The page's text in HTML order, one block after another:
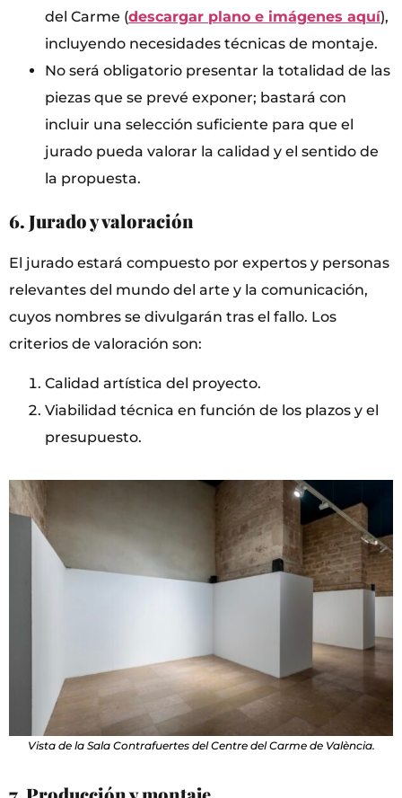
del Carme (descargar plano e imágenes aquí),
incluyendo necesidades técnicas de montaje.
No será obligatorio presentar la totalidad de las
piezas que se prevé exponer; bastará con
incluir una selección suficiente para que el
jurado pueda valorar la calidad y el sentido de
la propuesta.
6. Jurado y valoración
El jurado estará compuesto por expertos y personas
relevantes del mundo del arte y la comunicación,
cuyos nombres se divulgarán tras el fallo. Los
criterios de valoración son:
Calidad artística del proyecto.
Viabilidad técnica en función de los plazos y el
presupuesto.
Vista de la Sala Contrafuertes del Centre del Carme de València.